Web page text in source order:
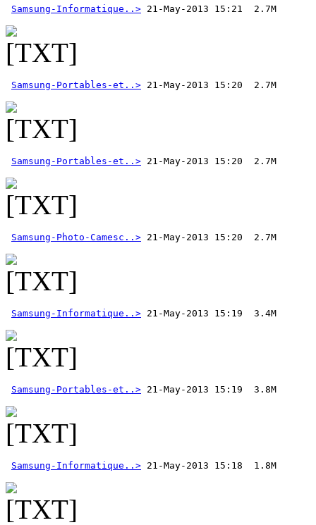
Samsung-Informatique..>
Samsung-Portables-et..>
Samsung-Portables-et..>
Samsung-Photo-Camesc..>
Samsung-Informatique..>
Samsung-Portables-et..>
Samsung-Informatique..>